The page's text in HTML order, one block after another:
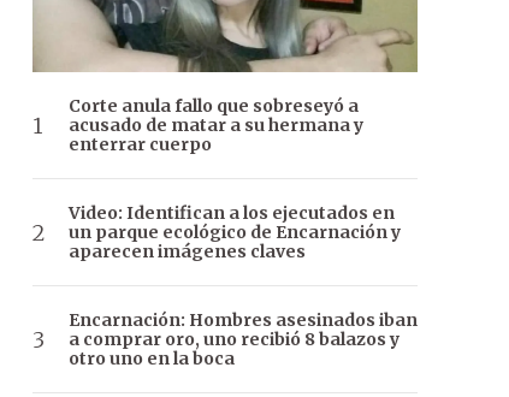
Corte anula fallo que sobreseyó a
acusado de matar a su hermana y
enterrar cuerpo
Video: Identifican a los ejecutados en
un parque ecológico de Encarnación y
aparecen imágenes claves
Encarnación: Hombres asesinados iban
a comprar oro, uno recibió 8 balazos y
otro uno en la boca